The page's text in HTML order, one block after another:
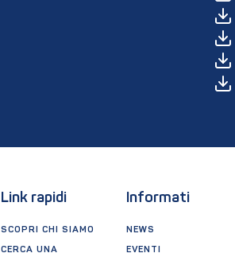
Link rapidi
SCOPRI CHI SIAMO
CERCA UNA
Informati
NEWS
EVENTI